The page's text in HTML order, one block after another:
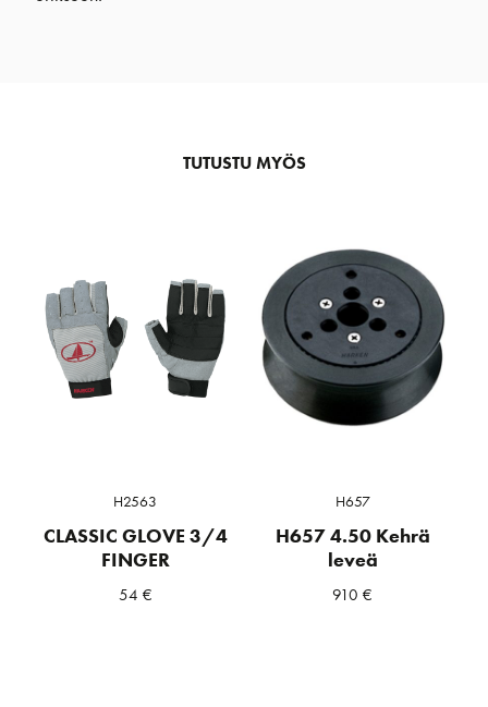
TUTUSTU MYÖS
H2563
CLASSIC GLOVE 3/4
FINGER
54 €
H657
H657 4.50 Kehrä
leveä
910€